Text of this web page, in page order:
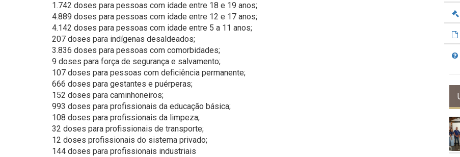
1.742 doses para pessoas com idade entre 18 e 19 anos;
4.889 doses para pessoas com idade entre 12 e 17 anos;
4.142 doses para pessoas com idade entre 5 a 11 anos;
207 doses para indígenas desaldeados;
3.836 doses para pessoas com comorbidades;
9 doses para força de segurança e salvamento;
107 doses para pessoas com deficiência permanente;
666 doses para gestantes e puérperas;
152 doses para caminhoneiros;
993 doses para profissionais da educação básica;
108 doses para profissionais da limpeza;
32 doses para profissionais de transporte;
12 doses profissionais do sistema privado;
144 doses para profissionais industriais